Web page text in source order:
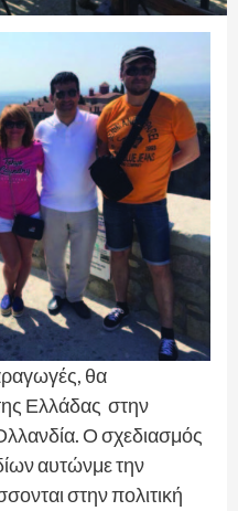
θα
Ελλάδας στην
Ο σχεδιασμός
αυτώνμε την
στην πολιτική